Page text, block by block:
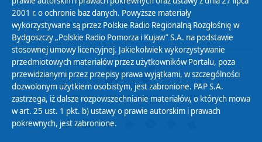
Biuletyn Informacji Publicznej
2001 r. o ochronie baz danych. Powyższe materiały
wykorzystywane są przez Polskie Radio Regionalną Rozgłośnię w
Bydgoszczy „Polskie Radio Pomorza i Kujaw” S.A. na podstawie
stosownej umowy licencyjnej. Jakiekolwiek wykorzystywanie
przedmiotowych materiałów przez użytkowników Portalu, poza
przewidzianymi przez przepisy prawa wyjątkami, w szczególności
dozwolonym użytkiem osobistym, jest zabronione. PAP S.A.
zastrzega, iż dalsze rozpowszechnianie materiałów, o których mowa
w art. 25 ust. 1 pkt. b) ustawy o prawie autorskim i prawach
pokrewnych, jest zabronione.